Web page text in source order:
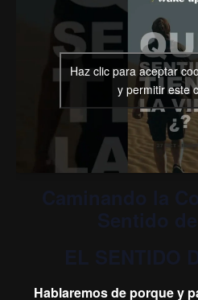
Haz clic para aceptar
y permitir este
Hablaremos de porque y